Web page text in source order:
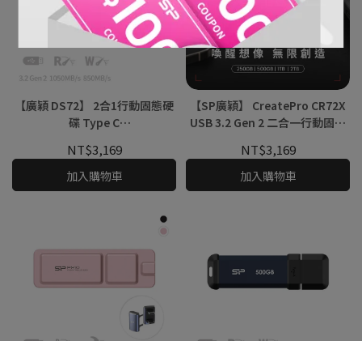
【廣穎 DS72】 2合1行動固態硬
碟 Type C
NT$3,169
加入購物車
【SP廣穎】 CreatePro CR72X
USB 3.2 Gen 2 二合一行動固態
NT$3,169
加入購物車